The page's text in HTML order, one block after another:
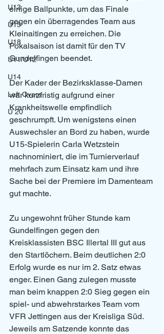
U13
U15
U18
U11/U12
U14
Left Overs
U 20
einige Ballpunkte, um das Finale
gegen ein überragendes Team aus
Kleinaitingen zu erreichen. Die
Pokalsaison ist damit für den TV
Gundelfingen beendet.
Der Kader der Bezirksklasse-Damen
war kurzfristig aufgrund einer
Krankheitswelle empfindlich
geschrumpft. Um wenigstens einen
Auswechsler an Bord zu haben, wurde
U15-Spielerin Carla Wetzstein
nachnominiert, die im Turnierverlauf
mehrfach zum Einsatz kam und ihre
Sache bei der Premiere im Damenteam
gut machte.
Zu ungewohnt früher Stunde kam
Gundelfingen gegen den
Kreisklassisten BSC Illertal III gut aus
den Startlöchern. Beim deutlichen 2:0
Erfolg wurde es nur im 2. Satz etwas
enger. Einen Gang zulegen musste
man beim knappen 2:0 Sieg gegen ein
spiel- und abwehrstarkes Team vom
VFR Jettingen aus der Kreisliga Süd.
Jeweils am Satzende konnte das